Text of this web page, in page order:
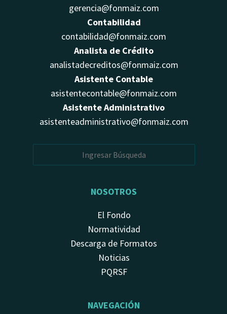
gerencia@fonmaiz.com
Contabilidad
contabilidad@fonmaiz.com
Analista de Crédito
analistadecreditos@fonmaiz.com
Asistente Contable
asistentecontable@fonmaiz.com
Asistente Administrativo
asistenteadministrativo@fonmaiz.com
NOSOTROS
El Fondo
Normatividad
Descarga de Formatos
Noticias
PQRSF
NAVEGACIÓN